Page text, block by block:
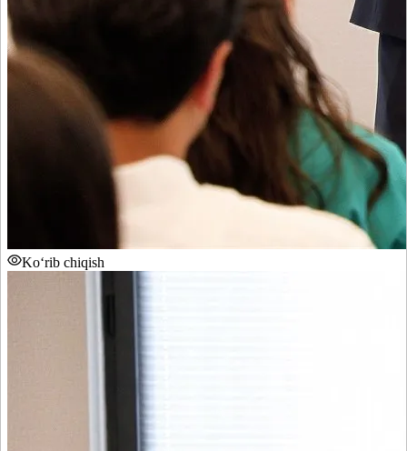
Ko‘rib chiqish